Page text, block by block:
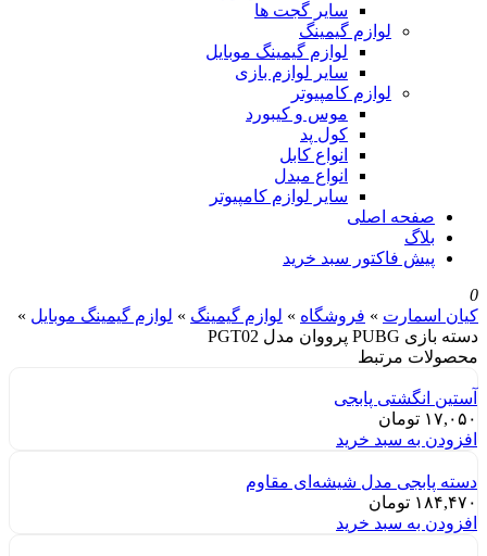
سایر گجت ها
لوازم گیمینگ
لوازم گیمینگ موبایل
سایر لوازم بازی
لوازم کامپیوتر
موس و کیبورد
کول پد
انواع کابل
انواع مبدل
سایر لوازم کامپیوتر
صفحه اصلی
بلاگ
پیش فاکتور سبد خرید
0
کیان اسمارت » فروشگاه » لوازم گیمینگ » لوازم گیمینگ موبایل »
دسته بازی PUBG پرووان مدل PGT02
محصولات مرتبط
آستین انگشتی پابجی
۱۷,۰۵۰ تومان
افزودن به سبد خرید
دسته پابجی مدل شیشه‌ای مقاوم
۱۸۴,۴۷۰ تومان
افزودن به سبد خرید